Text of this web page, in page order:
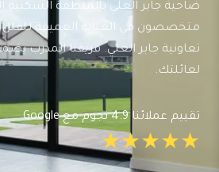
ضاحية جابر العلي بالمنطقة السكنية
متخصصون في العناية العميقة للفلل
تعاونية جابر العلي. فريقنا المدرب
لعائلتك.
تقييم عملائنا 4.9 نجوم مع Google
★★★★★